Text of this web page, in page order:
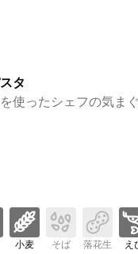
タ
使ったシェフの気ま
小麦 そば 落花生 え